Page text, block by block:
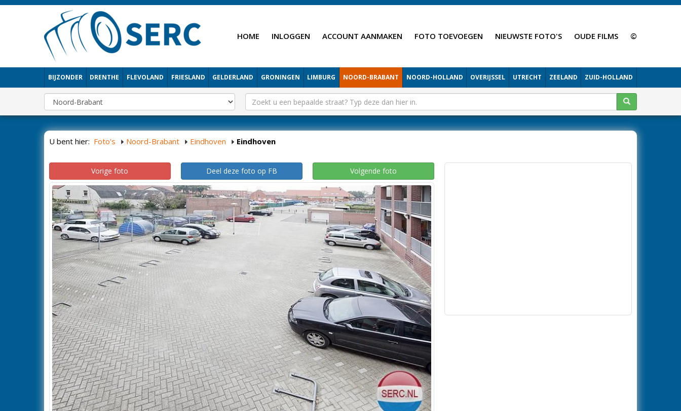
HOME INLOGGEN ACCOUNT AANMAKEN FOTO TOEVOEGEN NIEUWSTE FOTO'S OUDE FILMS ©
BIJZONDER DRENTHE FLEVOLAND FRIESLAND GELDERLAND GRONINGEN LIMBURG NOORD-BRABANT NOORD-HOLLAND OVERIJSSEL UTRECHT ZEELAND ZUID-HOLLAND
U bent hier: Foto's Noord-Brabant Eindhoven Eindhoven
Vorige foto Deel deze foto op FB Volgende foto